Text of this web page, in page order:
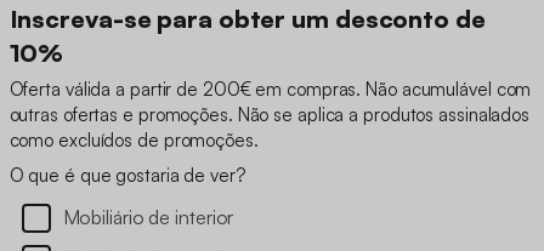
Inscreva-se para obter um desconto de
10%
Oferta válida a partir de 200€ em compras. Não acumulável com
outras ofertas e promoções. Não se aplica a produtos assinalados
como excluídos de promoções.
O que é que gostaria de ver?
Mobiliário de interior